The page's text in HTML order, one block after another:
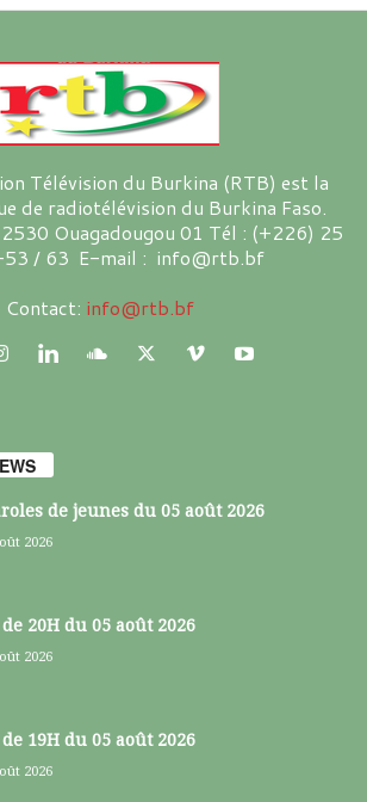
Télévision du Burkina (RTB) est la
de radiotélévision du Burkina Faso.
Ouagadougou 01 Tél : (+226) 25
/ 63 E-mail : info@rtb.bf
Contact: info@rtb.bf
de jeunes du 05 août 2026
2026
de 20H du 05 août 2026
2026
de 19H du 05 août 2026
2026